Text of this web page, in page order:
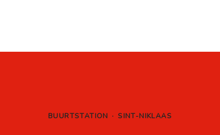
BUURTSTATION · SINT-NIKLAAS